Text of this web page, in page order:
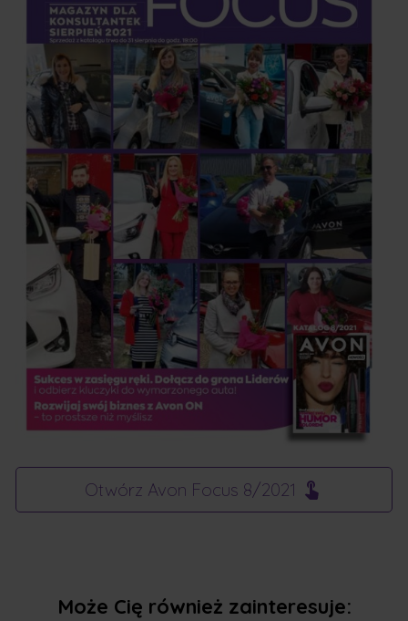
Otwórz Avon Focus 8/2021
Może Cię również zainteresuje: